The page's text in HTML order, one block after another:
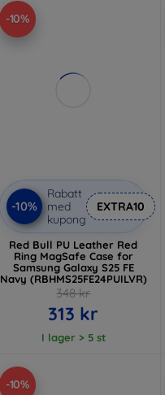
-10%
-10%
Rabatt
med
kupong
EXTRA10
Red Bull PU Leather Red
Ring MagSafe Case for
Samsung Galaxy S25 FE
Navy (RBHMS25FE24PUILVR)
348 kr
313 kr
I lager > 5 st
-10%